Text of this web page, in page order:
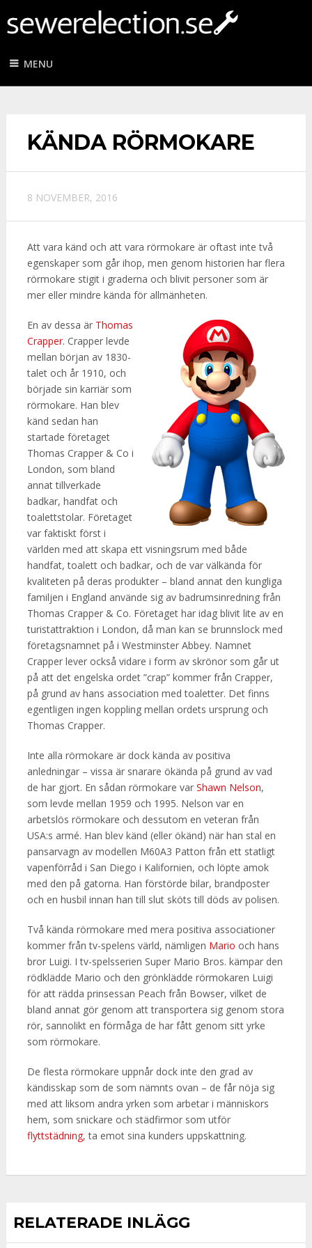
MENU
KÄNDA RÖRMOKARE
8 NOVEMBER, 2016
Att vara känd och att vara rörmokare är oftast inte två
egenskaper som går ihop, men genom historien har flera
rörmokare stigit i graderna och blivit personer som är
mer eller mindre kända för allmänheten.
En av dessa är Thomas
Crapper. Crapper levde
mellan början av 1830-
talet och år 1910, och
började sin karriär som
rörmokare. Han blev
känd sedan han
startade företaget
Thomas Crapper & Co i
London, som bland
annat tillverkade
badkar, handfat och
toalettstolar. Företaget
var faktiskt först i
världen med att skapa ett visningsrum med både
handfat, toalett och badkar, och de var välkända för
kvaliteten på deras produkter – bland annat den kungliga
familjen i England använde sig av badrumsinredning från
Thomas Crapper & Co. Företaget har idag blivit lite av en
turistattraktion i London, då man kan se brunnslock med
företagsnamnet på i Westminster Abbey. Namnet
Crapper lever också vidare i form av skrönor som går ut
på att det engelska ordet ”crap” kommer från Crapper,
på grund av hans association med toaletter. Det finns
egentligen ingen koppling mellan ordets ursprung och
Thomas Crapper.
Inte alla rörmokare är dock kända av positiva
anledningar – vissa är snarare ökända på grund av vad
de har gjort. En sådan rörmokare var Shawn Nelson,
som levde mellan 1959 och 1995. Nelson var en
arbetslös rörmokare och dessutom en veteran från
USA:s armé. Han blev känd (eller ökänd) när han stal en
pansarvagn av modellen M60A3 Patton från ett statligt
vapenförråd i San Diego i Kalifornien, och löpte amok
med den på gatorna. Han förstörde bilar, brandposter
och en husbil innan han till slut sköts till döds av polisen.
Två kända rörmokare med mera positiva associationer
kommer från tv-spelens värld, nämligen Mario och hans
bror Luigi. I tv-spelsserien Super Mario Bros. kämpar den
rödklädde Mario och den grönklädde rörmokaren Luigi
för att rädda prinsessan Peach från Bowser, vilket de
bland annat gör genom att transportera sig genom stora
rör, sannolikt en förmåga de har fått genom sitt yrke
som rörmokare.
De flesta rörmokare uppnår dock inte den grad av
kändisskap som de som nämnts ovan – de får nöja sig
med att liksom andra yrken som arbetar i människors
hem, som snickare och städfirmor som utför
flyttstädning, ta emot sina kunders uppskattning.
RELATERADE INLÄGG